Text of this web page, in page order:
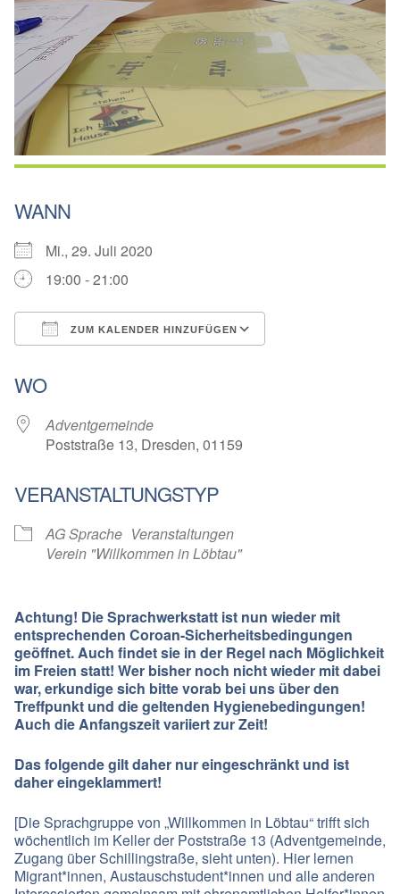
WANN
Mi., 29. Juli 2020
19:00 - 21:00
ZUM KALENDER HINZUFÜGEN
WO
Adventgemeinde
Poststraße 13, Dresden, 01159
VERANSTALTUNGSTYP
AG Sprache Veranstaltungen
Verein "Willkommen in Löbtau"
Achtung! Die Sprachwerkstatt ist nun wieder mit
entsprechenden Coroan-Sicherheitsbedingungen
geöffnet. Auch findet sie in der Regel nach Möglichkeit
im Freien statt! Wer bisher noch nicht wieder mit dabei
war, erkundige sich bitte vorab bei uns über den
Treffpunkt und die geltenden Hygienebedingungen!
Auch die Anfangszeit variiert zur Zeit!
Das folgende gilt daher nur eingeschränkt und ist
daher eingeklammert!
[Die Sprachgruppe von „Willkommen in Löbtau“ trifft sich
wöchentlich im Keller der Poststraße 13 (Adventgemeinde,
Zugang über Schillingstraße, sieht unten). Hier lernen
Migrant*innen, Austauschstudent*innen und alle anderen